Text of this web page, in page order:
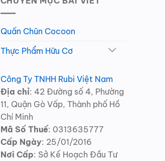
Quấn Chũn Cocoon
Thực Phẩm Hữu Cơ
Công Ty TNHH Rubi Việt Nam
Địa chỉ: 42 Đường số 4, Phường
11, Quận Gò Vấp, Thành phố Hồ
Chí Minh
Mã Số Thuế: 0313635777
Cấp Ngày: 25/01/2016
Nơi Cấp: Sở Kế Hoạch Đầu Tư